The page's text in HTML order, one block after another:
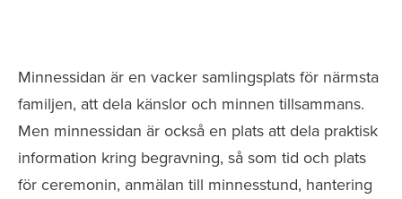
Minnessidan är en vacker samlingsplats för närmsta
familjen, att dela känslor och minnen tillsammans.
Men minnessidan är också en plats att dela praktisk
information kring begravning, så som tid och plats
för ceremonin, anmälan till minnesstund, hantering